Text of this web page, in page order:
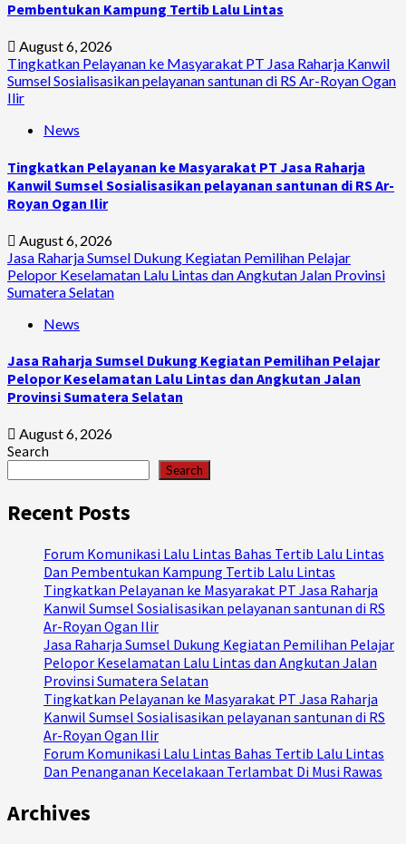
Pembentukan Kampung Tertib Lalu Lintas
August 6, 2026
Tingkatkan Pelayanan ke Masyarakat PT Jasa Raharja Kanwil
Sumsel Sosialisasikan pelayanan santunan di RS Ar-Royan Ogan
Ilir
News
Tingkatkan Pelayanan ke Masyarakat PT Jasa Raharja
Kanwil Sumsel Sosialisasikan pelayanan santunan di RS Ar-
Royan Ogan Ilir
August 6, 2026
Jasa Raharja Sumsel Dukung Kegiatan Pemilihan Pelajar
Pelopor Keselamatan Lalu Lintas dan Angkutan Jalan Provinsi
Sumatera Selatan
News
Jasa Raharja Sumsel Dukung Kegiatan Pemilihan Pelajar
Pelopor Keselamatan Lalu Lintas dan Angkutan Jalan
Provinsi Sumatera Selatan
August 6, 2026
Search
Search
Recent Posts
Forum Komunikasi Lalu Lintas Bahas Tertib Lalu Lintas
Dan Pembentukan Kampung Tertib Lalu Lintas
Tingkatkan Pelayanan ke Masyarakat PT Jasa Raharja
Kanwil Sumsel Sosialisasikan pelayanan santunan di RS
Ar-Royan Ogan Ilir
Jasa Raharja Sumsel Dukung Kegiatan Pemilihan Pelajar
Pelopor Keselamatan Lalu Lintas dan Angkutan Jalan
Provinsi Sumatera Selatan
Tingkatkan Pelayanan ke Masyarakat PT Jasa Raharja
Kanwil Sumsel Sosialisasikan pelayanan santunan di RS
Ar-Royan Ogan Ilir
Forum Komunikasi Lalu Lintas Bahas Tertib Lalu Lintas
Dan Penanganan Kecelakaan Terlambat Di Musi Rawas
Archives